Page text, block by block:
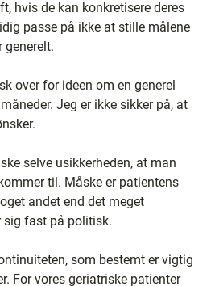
hvis de kan konkretisere deres
passe på ikke at stille målene
generelt.
over for ideen om en generel
Jeg er ikke sikker på, at
selve usikkerheden, at man
til. Måske er patientens
andet end det meget
fast på politisk.
som bestemt er vigtig
For vores geriatriske patienter